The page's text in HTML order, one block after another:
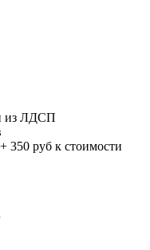
из ЛДСП
350 руб к стоимости